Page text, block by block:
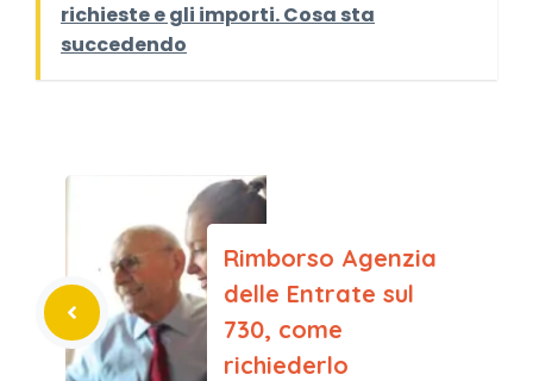
richieste e gli importi. Cosa sta
succedendo
Rimborso Agenzia
delle Entrate sul
730, come
richiederlo